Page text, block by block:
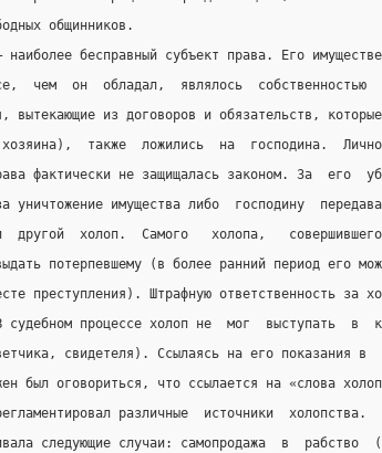
общинников.
наиболее бесправный субъект права. Его
чем  он  обладал,  являлось  собственностью
вытекающие из договоров и обязательств,
также  ложились  на  господина.
фактически не защищалась законом. За  его
уничтожение имущества либо  господину
другой  холоп.  Самого   холопа,
потерпевшему (в более ранний период его
преступления). Штрафную ответственность за
судебном процессе холоп не  мог  выступать  в
свидетеля). Ссылаясь на его показания в
был оговориться, что ссылается на «слова
различные  источники  холопства.
следующие случаи: самопродажа  в  рабство